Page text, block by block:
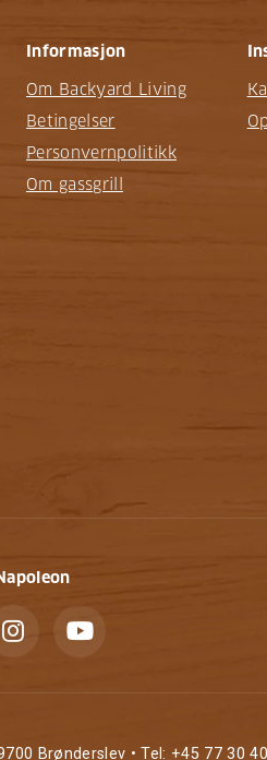
Informasjon
Om Backyard Living
Betingelser
Personvernpolitikk
Om gassgrill
Brønderslev • Tel: +45 77 30